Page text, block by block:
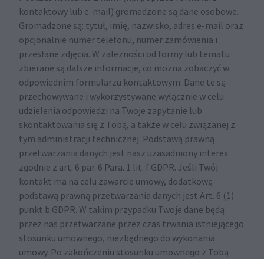
kontaktowy lub e-mail) gromadzone są dane osobowe.
Gromadzone są: tytuł, imię, nazwisko, adres e-mail oraz
opcjonalnie numer telefonu, numer zamówienia i
przesłane zdjęcia. W zależności od formy lub tematu
zbierane są dalsze informacje, co można zobaczyć w
odpowiednim formularzu kontaktowym. Dane te są
przechowywane i wykorzystywane wyłącznie w celu
udzielenia odpowiedzi na Twoje zapytanie lub
skontaktowania się z Tobą, a także w celu związanej z
tym administracji technicznej. Podstawą prawną
przetwarzania danych jest nasz uzasadniony interes
zgodnie z art. 6 par. 6 Para. 1 lit. f GDPR. Jeśli Twój
kontakt ma na celu zawarcie umowy, dodatkową
podstawą prawną przetwarzania danych jest Art. 6 (1)
punkt b GDPR. W takim przypadku Twoje dane będą
przez nas przetwarzane przez czas trwania istniejącego
stosunku umownego, niezbędnego do wykonania
umowy. Po zakończeniu stosunku umownego z Tobą